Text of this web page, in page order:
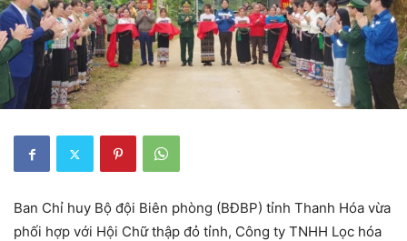
Ban Chỉ huy Bộ đội Biên phòng (BĐBP) tỉnh Thanh Hóa vừa
phối hợp với Hội Chữ thập đỏ tỉnh, Công ty TNHH Lọc hóa